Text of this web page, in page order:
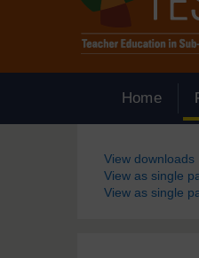
Home
Blocs
View downloads
View as single
View as single